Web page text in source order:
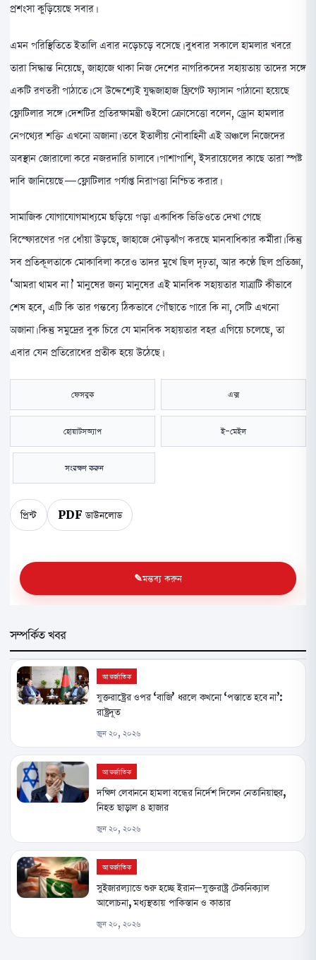
প্রশংসা কুড়িয়েছে সবার।
এমন পরিস্থিতিতে ইতালি এবার নড়েচড়ে বসেছে। বুধবার সকালে হামলার খবরে
তারা সিদ্ধান্ত নিয়েছে, জাহাজে থাকা নিজ দেশের নাগরিকদের সহায়তায় তাদের সঙ্গে
একটি রণতরী পাঠাতে। সে উদ্দেশ্যেই যুদ্ধজাহাজ ফ্রিগেট ফ্যাসান পাঠানো হয়েছে
ফ্লোটিলার সঙ্গে। দেশটির প্রতিরক্ষামন্ত্রী গুইদো ক্রোসেত্তো বলেন, ড্রোন হামলার
নেপথ্যের শক্তি এখনো অজানা। তবে ইতালীয় নৌবাহিনী এই অঞ্চলে নিজেদের
অবস্থান জোরালো করে নজরদারি চালাবে। পাশাপাশি, ইসরায়েলের কাছে তারা স্পষ্ট
দাবি জানিয়েছে—ফ্লোটিলার পর্যাপ্ত নিরাপত্তা নিশ্চিত করার।
সামাজিক যোগাযোগমাধ্যমে ছড়িয়ে পড়া একাধিক ভিডিওতে দেখা গেছে
বিস্ফোরণের পর ধোঁয়া উড়ছে, জাহাজে দৌড়ঝাঁপ করছে মানবাধিকার কর্মীরা। কিন্তু
সব প্রতিকূলতাকে মোকাবিলা করেও তাদর মুখে ছিল দৃঢ়তা, আর কণ্ঠে ছিল প্রতিজ্ঞা,
‘আমরা থামব না।’ মানুষের জন্য মানুষের এই মানবিক সহায়তার যাত্রাটি কীভাবে
শেষ হবে, এটি কি তার গন্তব্যে ঠিকভাবে পৌঁছাতে পারে কি না, সেটি এখনো
অজানা। কিন্তু সমুদ্রের বুক চিরে যে মানবিক সহায়তার বহর এগিয়ে চলেছে, তা
এবার যেন প্রতিরোধের প্রতীক হয়ে উঠেছে।
ফেসবুক এক্স
হোয়াটসঅ্যাপ ই-মেইল
সংরক্ষণ করুন
প্রিন্ট PDF ডাউনলোড
মন্তব্য করুন
সম্পর্কিত খবর
আন্তর্জাতিক
যুক্তরাষ্ট্রের ওপর ‘বাজি’ ধরলে কখনো ‘পস্তাতে হবে না’:
রাষ্ট্রদূত
জুন ২০, ২০২৬
আন্তর্জাতিক
দক্ষিণ লেবাননে হামলা বন্ধের নির্দেশ দিলেন নেতানিয়াহুর,
নিহত ছাড়াল ৪ হাজার
জুন ২০, ২০২৬
আন্তর্জাতিক
সুইজারল্যান্ডে শুরু হচ্ছে ইরান–যুক্তরাষ্ট্র টেকনিক্যাল
আলোচনা, মধ্যস্থতায় পাকিস্তান ও কাতার
জুন ২০, ২০২৬